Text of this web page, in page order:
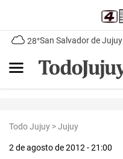
28°San Salvador de Jujuy
Todo Jujuy >Jujuy
2 de agosto de 2012 - 21:00